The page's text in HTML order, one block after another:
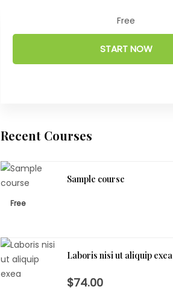
Free
START NOW
Recent Courses
Sample course
Free
Laboris nisi ut aliquip exea
$74.00